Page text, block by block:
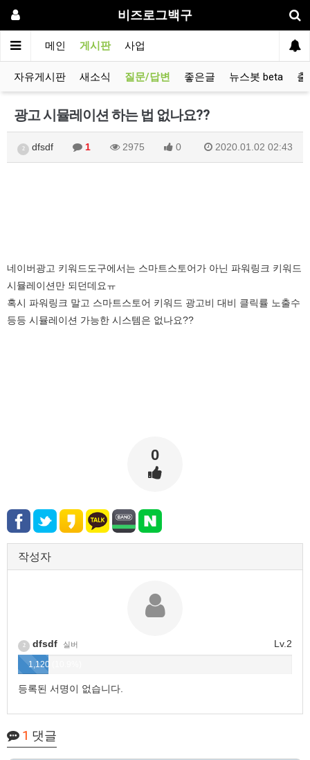
비즈로그백구
메인 게시판 사업
자유게시판 새소식 질문/답변 좋은글 뉴스봇 beta 출
광고 시뮬레이션 하는 법 없나요??
2 dfsdf 1 2975 0 2020.01.02 02:43
네이버광고 키워드도구에서는 스마트스토어가 아닌 파워링크 키워드
시뮬레이션만 되던데요ㅠ
혹시 파워링크 말고 스마트스토어 키워드 광고비 대비 클릭률 노출수
등등 시뮬레이션 가능한 시스템은 없나요??
0
작성자
Lv.2
2 dfsdf 실버
1,120 (10.9%)
등록된 서명이 없습니다.
1 댓글